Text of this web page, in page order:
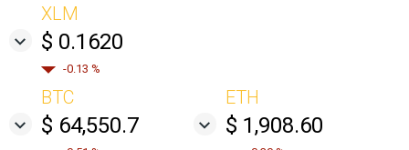
XLM
$ 0.1620
-0.13 %
BTC
$ 64,550.7
ETH
$ 1,908.60